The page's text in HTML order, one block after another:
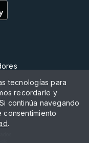
tecnologías para
recordarle y
continúa navegando
consentimiento
.